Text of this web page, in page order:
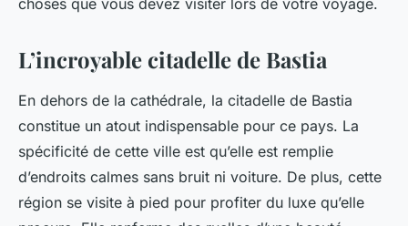
L’incroyable citadelle de Bastia
En dehors de la cathédrale, la citadelle de Bastia
constitue un atout indispensable pour ce pays. La
spécificité de cette ville est qu’elle est remplie
d’endroits calmes sans bruit ni voiture. De plus, cette
région se visite à pied pour profiter du luxe qu’elle